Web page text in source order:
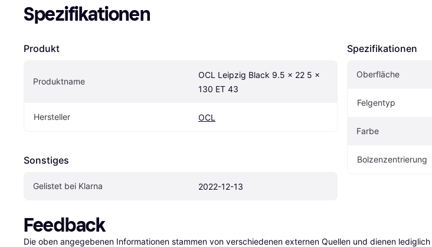
Spezifikationen
Produkt
Produktname
OCL Leipzig Black 9.5 x 22 5 x
130 ET 43
Hersteller OCL
Sonstiges
Gelistet bei Klarna 2022-12-13
Spezifikationen
Oberfläche
Felgentyp
Farbe
Bolzenzentrierung
Feedback
Die oben angegebenen Informationen stammen von verschiedenen externen Quellen und dienen lediglich